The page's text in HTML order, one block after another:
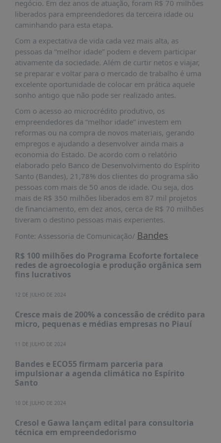
DADOS
FRENTE
PARLAMENTAR
SOBRE
A
FRENTE
MATERIAIS
INFORMAÇÕES
CURSOS
E
EVENTOS
INSCRIÇÕES
MATERIAIS
DISPONÍVEIS
PUBLICAÇÕES
RUMOS
LIVROS
PRÊMIO
ABDE-
BID
ABDE
DE
JORNALISMO
SABER
CONTATO
negócio. Em dez anos de atuação, foram R$ 70 milhões
liberados para empreendedores da terceira idade ou
caminhando para esta etapa.
Com a expectativa de vida cada vez mais alta, as
pessoas da “melhor idade” podem e devem participar
ativamente da sociedade. Além de curtir netos e viajar,
se preparar e voltar para o mercado de trabalho é uma
excelente oportunidade de colocar em prática aquele
sonho antigo que não pode ser realizado antes.
Com o acesso ao microcrédito produtivo, os
empreendedores da “melhor idade” investem em
reformas ou na compra de novos materiais, gerando
empregos e ajudando a desenvolver ainda mais a
economia do Estado. De acordo com o relatório
elaborado pelo Banco de Desenvolvimento do Espírito
Santo (Bandes), 21,78% dos clientes do programa são
pessoas com mais de 50 anos de idade. Ou seja, dos
mais de R$ 350 milhões liberados em 87 mil projetos
de financiamento, em dez anos, cerca de R$ 70 milhões
tiveram o destino pessoas mais experientes.
Fonte: Assessoria de Comunicação/ Bandes
R$ 100 milhões do Programa Ecoforte fortalece
redes de agroecologia e produção orgânica sem
fins lucrativos
12 DE JULHO DE 2024
Cresce mais de 200% a concessão de crédito para
micro, pequenas e médias empresas no Piauí
11 DE JULHO DE 2024
Bandes e ECO55 firmam parceria para
impulsionar a agenda climática no Espírito
Santo
10 DE JULHO DE 2024
Cresol e Gawa lançam edital para consultoria
técnica em empreendedorismo